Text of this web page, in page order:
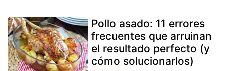
Pollo asado: 11 errores
frecuentes que arruinan
el resultado perfecto (y
cómo solucionarlos)